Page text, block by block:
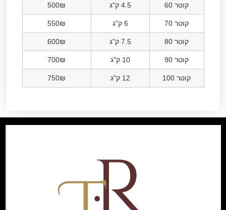
קוטר 60 4.5 ק"ג 500₪
קוטר 70 6 ק"ג 550₪
קוטר 80 7.5 ק"ג 600₪
קוטר 90 10 ק"ג 700₪
קוטר 100 12 ק"ג 750₪